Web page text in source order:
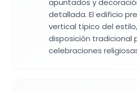
apuntados y
detallada. El edificio
vertical típico del
disposición tradicional
celebraciones